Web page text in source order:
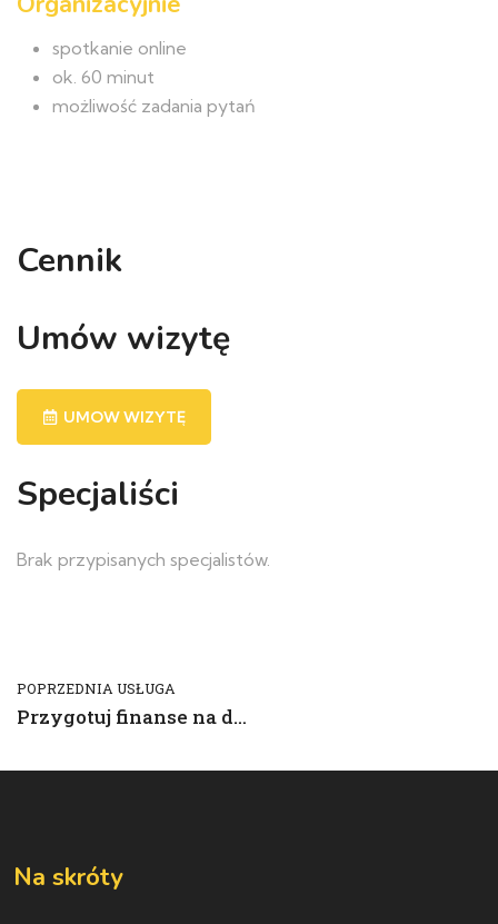
spotkanie online
ok. 60 minut
możliwość zadania pytań
Cennik
Umów wizytę
UMOW WIZYTĘ
Specjaliści
Brak przypisanych specjalistów.
POPRZEDNIA USŁUGA
Przygotuj finanse na dziecko
Na skróty